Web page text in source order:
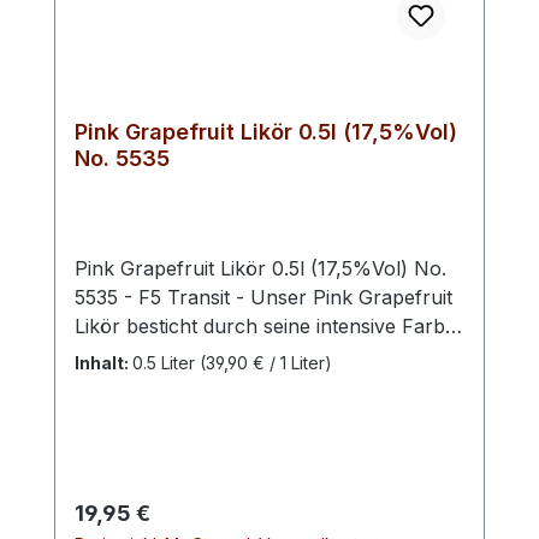
Pink Grapefruit Likör 0.5l (17,5%Vol)
No. 5535
Pink Grapefruit Likör 0.5l (17,5%Vol) No.
5535 - F5 Transit - Unser Pink Grapefruit
Likör besticht durch seine intensive Farbe
und den erfrischenden, fruchtigen
eignet sich hervorragend für den puren
Inhalt: 0.5 Liter (39,90 € / 1 Liter)
Regulärer Preis:
19,95 €